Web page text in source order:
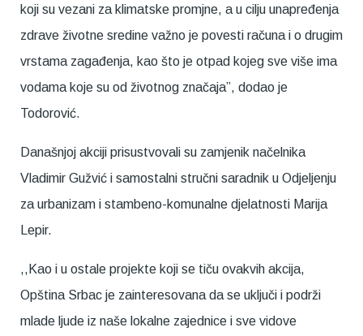
koji su vezani za klimatske promjne, a u cilju unapređenja
zdrave životne sredine važno je povesti računa i o drugim
vrstama zagađenja, kao što je otpad kojeg sve više ima
vodama koje su od životnog značaja”, dodao je
Todorović.
Današnjoj akciji prisustvovali su zamjenik načelnika
Vladimir Gužvić i samostalni stručni saradnik u Odjeljenju
za urbanizam i stambeno-komunalne djelatnosti Marija
Lepir.
,,Kao i u ostale projekte koji se tiču ovakvih akcija,
Opština Srbac je zainteresovana da se uključi i podrži
mlade ljude iz naše lokalne zajednice i sve vidove